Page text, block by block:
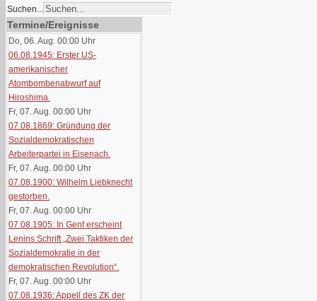
Suchen...
Termine/Ereignisse
Do, 06. Aug. 00:00 Uhr
06.08.1945: Erster US-
amerikanischer
Atombombenabwurf auf
Hiroshima.
Fr, 07. Aug. 00:00 Uhr
07.08.1869: Gründung der
Sozialdemokratischen
Arbeiterpartei in Eisenach.
Fr, 07. Aug. 00:00 Uhr
07.08.1900: Wilhelm Liebknecht
gestorben.
Fr, 07. Aug. 00:00 Uhr
07.08.1905: In Genf erscheint
Lenins Schrift „Zwei Taktiken der
Sozialdemokratie in der
demokratischen Revolution“.
Fr, 07. Aug. 00:00 Uhr
07.08.1936: Appell des ZK der